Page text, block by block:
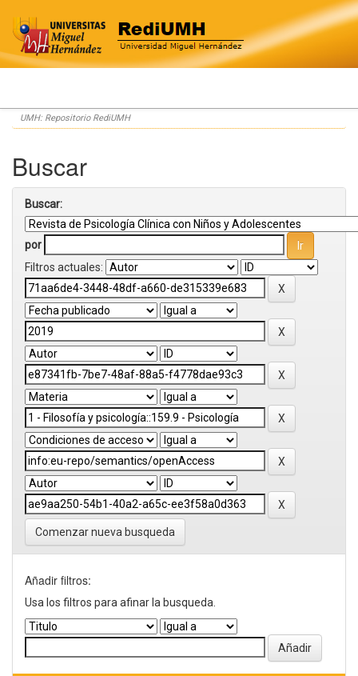
Skip
navigation
UMH: Repositorio RediUMH
Buscar
Buscar:
por
Filtros actuales:
Comenzar nueva busqueda
Añadir filtros:
Usa los filtros para afinar la busqueda.